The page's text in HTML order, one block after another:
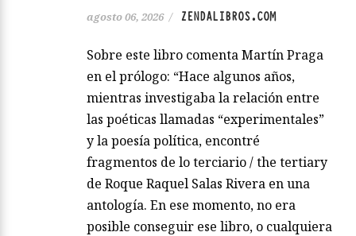
agosto 06, 2026 / ZENDALIBROS.COM
Sobre este libro comenta Martín Praga
en el prólogo: “Hace algunos años,
mientras investigaba la relación entre
las poéticas llamadas “experimentales”
y la poesía política, encontré
fragmentos de lo terciario / the tertiary
de Roque Raquel Salas Rivera en una
antología. En ese momento, no era
posible conseguir ese libro, o cualquiera